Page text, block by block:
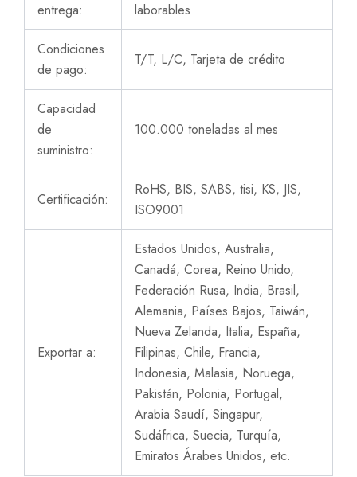
entrega:
laborables
Condiciones
de pago:
T/T, L/C, Tarjeta de crédito
Capacidad
de
suministro:
100.000 toneladas al mes
Certificación:
RoHS, BIS, SABS, tisi, KS, JIS,
ISO9001
Exportar a:
Estados Unidos, Australia,
Canadá, Corea, Reino Unido,
Federación Rusa, India, Brasil,
Alemania, Países Bajos, Taiwán,
Nueva Zelanda, Italia, España,
Filipinas, Chile, Francia,
Indonesia, Malasia, Noruega,
Pakistán, Polonia, Portugal,
Arabia Saudí, Singapur,
Sudáfrica, Suecia, Turquía,
Emiratos Árabes Unidos, etc.